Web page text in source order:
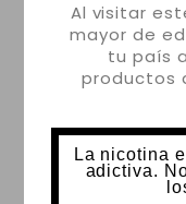
Al visitar
mayor de
tu país
productos
La nicotina
adictiva.